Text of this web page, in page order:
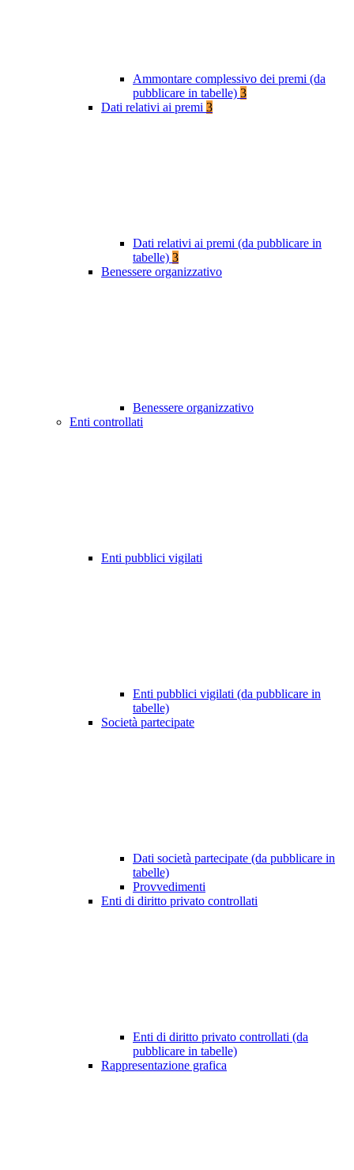
Ammontare complessivo dei premi (da
pubblicare in tabelle) 3
Dati relativi ai premi 3
Dati relativi ai premi (da pubblicare in
tabelle) 3
Benessere organizzativo
Benessere organizzativo
Enti controllati
Enti pubblici vigilati
Enti pubblici vigilati (da pubblicare in
tabelle)
Società partecipate
Dati società partecipate (da pubblicare in
tabelle)
Provvedimenti
Enti di diritto privato controllati
Enti di diritto privato controllati (da
pubblicare in tabelle)
Rappresentazione grafica